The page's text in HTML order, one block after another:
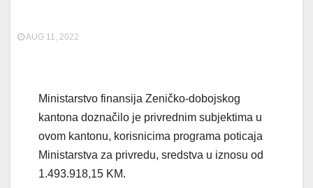
AUG 11, 2022
Ministarstvo finansija Zeničko-dobojskog
kantona doznačilo je privrednim subjektima u
ovom kantonu, korisnicima programa poticaja
Ministarstva za privredu, sredstva u iznosu od
1.493.918,15 KM.